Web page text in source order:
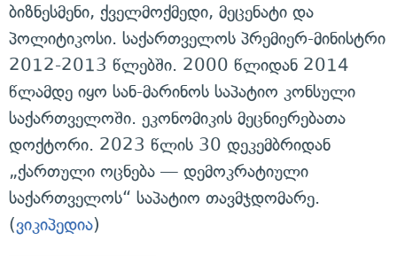
ბიზნესმენი, ქველმოქმედი, მეცენატი და
პოლიტიკოსი. საქართველოს პრემიერ-მინისტრი
2012-2013 წლებში. 2000 წლიდან 2014
წლამდე იყო სან-მარინოს საპატიო კონსული
საქართველოში. ეკონომიკის მეცნიერებათა
დოქტორი. 2023 წლის 30 დეკემბრიდან
„ქართული ოცნება — დემოკრატიული
საქართველოს“ საპატიო თავმჯდომარე.
(ვიკიპედია)